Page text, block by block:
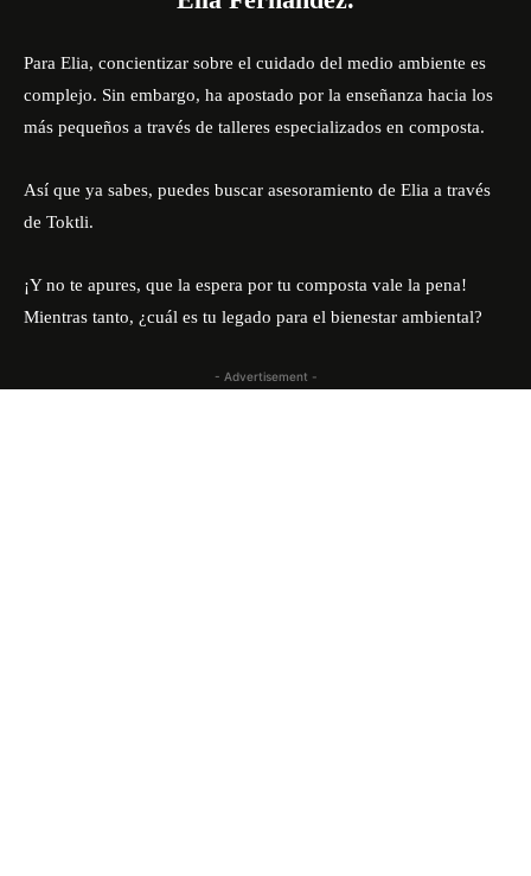
Para Elia, concientizar sobre el cuidado del medio ambiente es
complejo. Sin embargo, ha apostado por la enseñanza hacia los
más pequeños a través de talleres especializados en composta.
Así que ya sabes, puedes buscar asesoramiento de Elia a través
de Toktli.
¡Y no te apures, que la espera por tu composta vale la pena!
Mientras tanto, ¿cuál es tu legado para el bienestar ambiental?
- Advertisement -